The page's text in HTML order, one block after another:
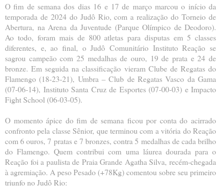
O fim de semana dos dias 16 e 17 de março marcou o início da
temporada de 2024 do Judô Rio, com a realização do Torneio de
Abertura, na Arena da Juventude (Parque Olímpico de Deodoro).
Ao todo, foram mais de 800 atletas para disputas em 5 classes
diferentes, e, ao final, o Judô Comunitário Instituto Reação se
sagrou campeão com 25 medalhas de ouro, 19 de prata e 24 de
bronze. Em seguida na classificação vieram Clube de Regatas do
Flamengo (18-23-21), Umbra – Club de Regatas Vasco da Gama
(07-06-14), Instituto Santa Cruz de Esportes (07-00-03) e Impacto
Fight School (06-03-05).
O momento ápice do fim de semana ficou por conta do acirrado
confronto pela classe Sênior, que terminou com a vitória do Reação
com 6 ouros, 7 pratas e 7 bronzes, contra 5 medalhas de cada brilho
do Flamengo. Quem contribui com uma láurea dourada para o
Reação foi a paulista de Praia Grande Agatha Silva, recém-chegada
à agremiação. A peso Pesado (+78Kg) comentou sobre seu primeiro
triunfo no Judô Rio: